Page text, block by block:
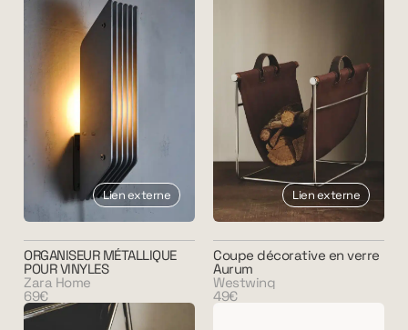
Lien externe Lien externe
ORGANISEUR MÉTALLIQUE
POUR VINYLES
Zara Home
69€
Coupe décorative en verre
Aurum
Westwing
49€